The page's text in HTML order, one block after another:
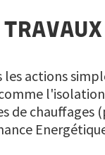
les actions
de chauffages